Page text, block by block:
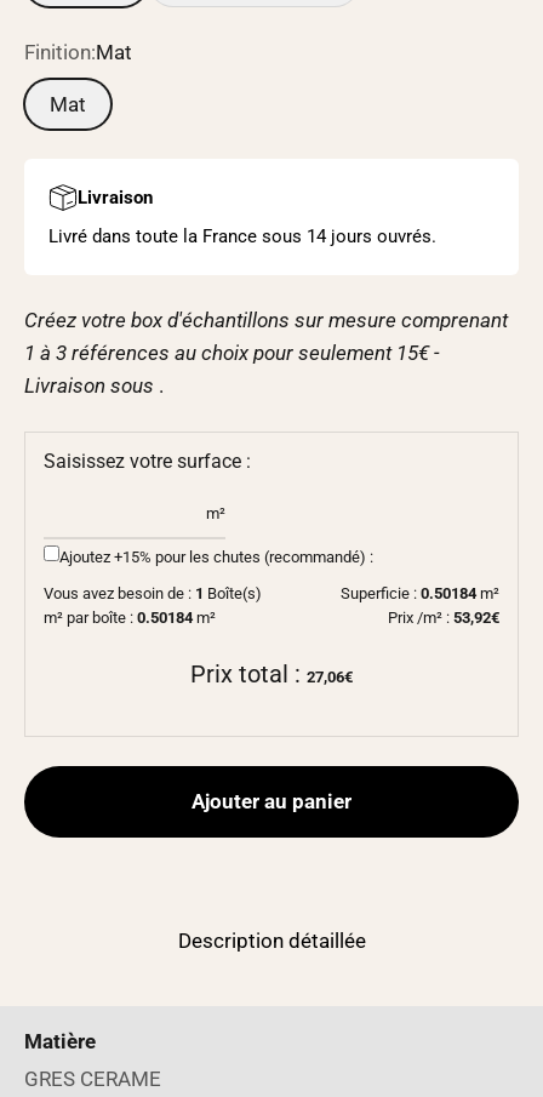
Finition:Mat
Mat
Livraison
Livré dans toute la France sous 14 jours ouvrés.
Créez votre box d'échantillons sur mesure comprenant
1 à 3 références au choix pour seulement 15€ -
Livraison sous .
Saisissez votre surface :
m²
Ajoutez +15% pour les chutes (recommandé) :
Vous avez besoin de : 1 Boîte(s) Superficie : 0.50184 m²
m² par boîte : 0.50184 m² Prix /m² : 53,92€
Prix total : 27,06€
Ajouter au panier
Description détaillée
Matière
GRES CERAME